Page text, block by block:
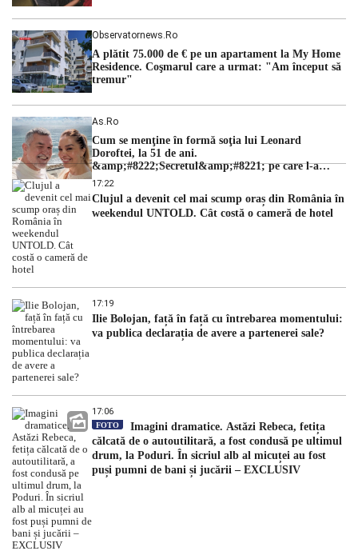
Observatornews.ro
A plătit 75.000 de € pe un apartament la My Home
Residence. Coşmarul care a urmat: "Am început să
tremur"
As.ro
Cum se menţine în formă soţia lui Leonard
Doroftei, la 51 de ani.
&amp;#8222;Secretul&amp;#8221; pe care l-a
dezvăluit
17:22
Clujul a devenit cel mai scump oraș din România în
weekendul UNTOLD. Cât costă o cameră de hotel
17:19
Ilie Bolojan, față în față cu întrebarea momentului:
va publica declarația de avere a partenerei sale?
17:06
FOTO
Imagini dramatice. Astăzi Rebeca, fetița
călcată de o autoutilitară, a fost condusă pe ultimul
drum, la Poduri. În sicriul alb al micuței au fost
puși pumni de bani și jucării – EXCLUSIV